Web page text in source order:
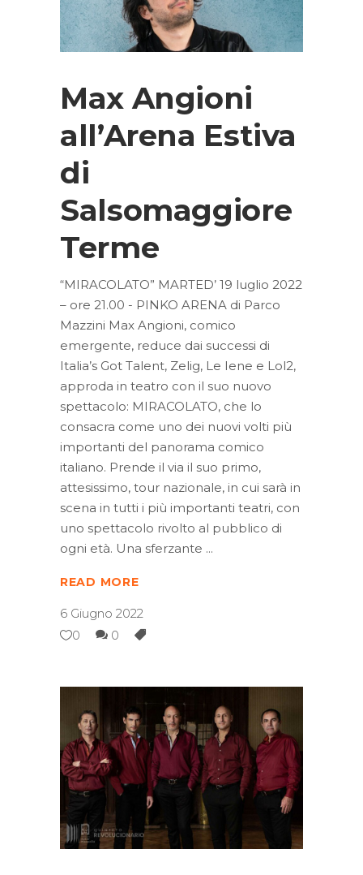
Max Angioni
all’Arena Estiva
di
Salsomaggiore
Terme
“MIRACOLATO” MARTED’ 19 luglio 2022
– ore 21.00 - PINKO ARENA di Parco
Mazzini Max Angioni, comico
emergente, reduce dai successi di
Italia’s Got Talent, Zelig, Le Iene e Lol2,
approda in teatro con il suo nuovo
spettacolo: MIRACOLATO, che lo
consacra come uno dei nuovi volti più
importanti del panorama comico
italiano. Prende il via il suo primo,
attesissimo, tour nazionale, in cui sarà in
scena in tutti i più importanti teatri, con
uno spettacolo rivolto al pubblico di
ogni età. Una sferzante
READ MORE
6 Giugno 2022
0
0